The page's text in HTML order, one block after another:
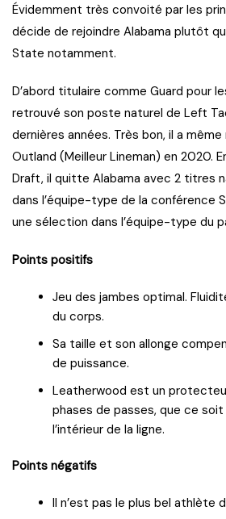
Évidemment très convoité par les
décide de rejoindre Alabama plutôt
State notamment.
D’abord titulaire comme Guard pour
retrouvé son poste naturel de Left
dernières années. Très bon, il a
Outland (Meilleur Lineman) en 2020.
Draft, il quitte Alabama avec 2 titres
dans l’équipe-type de la conférence
une sélection dans l’équipe-type du
Points positifs
Jeu des jambes optimal.
du corps.
Sa taille et son allonge
de puissance.
Leatherwood est un
phases de passes, que ce soit
l’intérieur de la ligne.
Points négatifs
Il n’est pas le plus bel athlète